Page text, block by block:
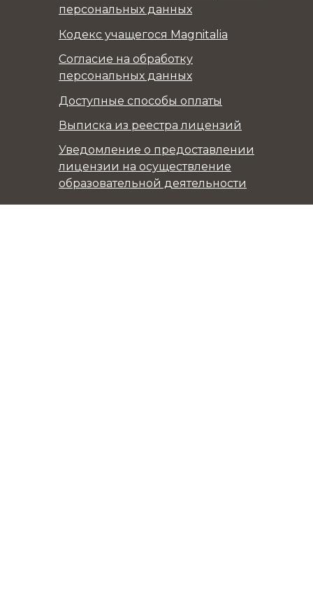
Кодекс учащегося Magnitalia
Уведомление о предоставлении
лицензии на осуществление
образовательной деятельности
Выписка из реестра лицензий
Доступные способы оплаты
Согласие на обработку
персональных данных
персональных данных